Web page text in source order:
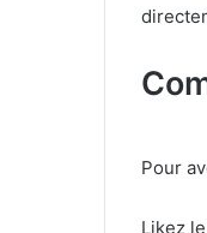
Pour
Likez